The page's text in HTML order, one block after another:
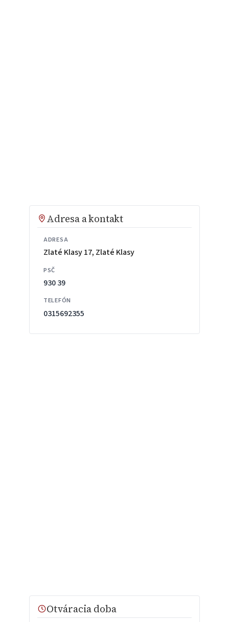
Adresa a kontakt
ADRESA
Zlaté Klasy 17, Zlaté Klasy
PSČ
930 39
TELEFÓN
0315692355
Otváracia doba